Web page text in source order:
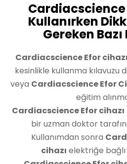
Cardiacscience
Kullanırken
Gereken
Cardiacscience Efor cihazı
kesinlikle kullanma kılavuzu
veya Cardiacscience Efor
eğitim
Cardiacscience Efor cihazı
bir uzman doktor
Kullanımdan sonra
cihazı elektriğe bağlı